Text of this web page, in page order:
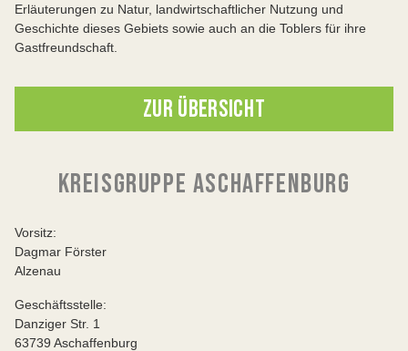
Erläuterungen zu Natur, landwirtschaftlicher Nutzung und
Geschichte dieses Gebiets sowie auch an die Toblers für ihre
Gastfreundschaft.
ZUR ÜBERSICHT
KREISGRUPPE ASCHAFFENBURG
Vorsitz:
Dagmar Förster
Alzenau
Geschäftsstelle:
Danziger Str. 1
63739 Aschaffenburg